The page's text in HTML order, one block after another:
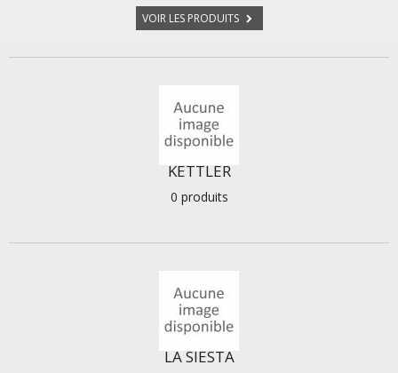
VOIR LES PRODUITS
KETTLER
0 produits
LA SIESTA